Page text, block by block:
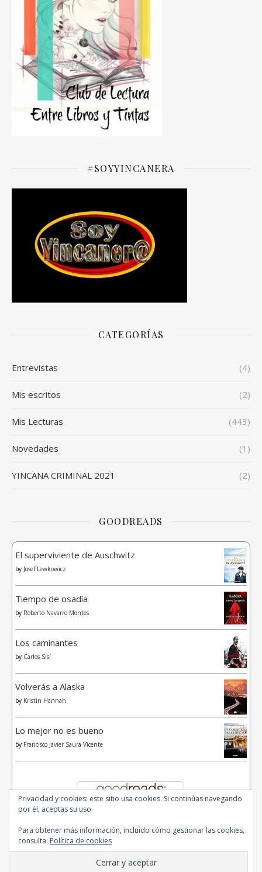
#SOYYINCANERA
CATEGORÍAS
Entrevistas (4)
Mis escritos (2)
Mis Lecturas (443)
Novedades (1)
YINCANA CRIMINAL 2021 (2)
GOODREADS
El superviviente de Auschwitz
by Josef Lewkowicz
Tiempo de osadía
by Roberto Navarro Montes
Los caminantes
by Carlos Sisí
Volverás a Alaska
by Kristin Hannah
Lo mejor no es bueno
by Francisco Javier Saura Vicente
© 2020 - All Rights Reserved.
Ashe Tema de WP Royal
Privacidad y cookies: este sitio usa cookies. Si continúas navegando
por él, aceptas su uso.
Para obtener más información, incluido cómo gestionar las cookies,
consulta: Política de cookies